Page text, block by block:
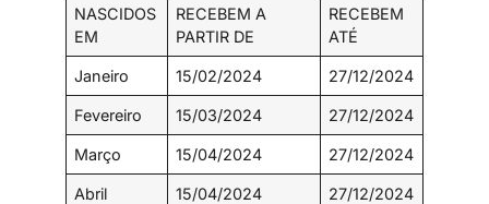
NASCIDOS
EM
RECEBEM A
PARTIR DE
RECEBEM
ATÉ
Janeiro 15/02/2024 27/12/2024
Fevereiro 15/03/2024 27/12/2024
Março 15/04/2024 27/12/2024
Abril 15/04/2024 27/12/2024